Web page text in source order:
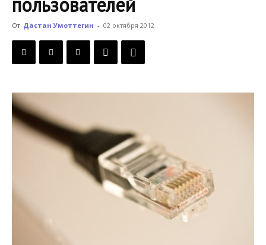
Кыргызстана
От Дастан Умоттегин - 02 октября 2012